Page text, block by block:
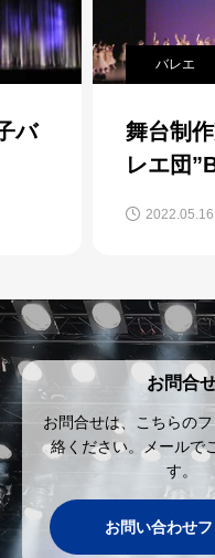
バ
バレエ
舞台制
レエ団
2022.05.16
お問合
お問合せは、こちらの
絡ください。メールで
す。
お問い合わせ